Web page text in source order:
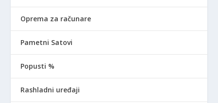
Oprema za računare
Pametni Satovi
Popusti %
Rashladni uređaji